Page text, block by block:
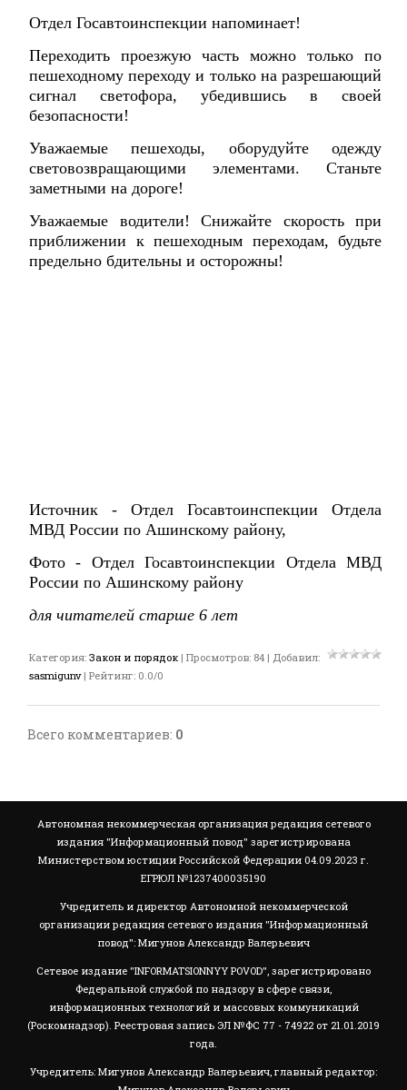
Отдел Госавтоинспекции напоминает!
Переходить проезжую часть можно только по
пешеходному переходу и только на разрешающий
сигнал светофора, убедившись в своей
безопасности!
Уважаемые пешеходы, оборудуйте одежду
световозвращающими элементами. Станьте
заметными на дороге!
Уважаемые водители! Снижайте скорость при
приближении к пешеходным переходам, будьте
предельно бдительны и осторожны!
Источник - Отдел Госавтоинспекции Отдела
МВД России по Ашинскому району,
Фото - Отдел Госавтоинспекции Отдела МВД
России по Ашинскому району
для читателей старше 6 лет
Категория: Закон и порядок | Просмотров: 84 | Добавил:
sasmigunv | Рейтинг: 0.0/0
Всего комментариев: 0
Автономная некоммерческая организация редакция сетевого
издания "Информационный повод" зарегистрирована
Министерством юстиции Российской Федерации 04.09.2023 г.
ЕГРЮЛ №1237400035190
Учредитель и директор Автономной некоммерческой
организации редакция сетевого издания "Информационный
повод": Мигунов Александр Валерьевич
Сетевое издание "INFORMATSIONNYY POVOD", зарегистрировано
Федеральной службой по надзору в сфере связи,
информационных технологий и массовых коммуникаций
(Роскомнадзор). Реестровая запись ЭЛ №ФС 77 - 74922 от 21.01.2019
года.
Учредитель: Мигунов Александр Валерьевич, главный редактор: